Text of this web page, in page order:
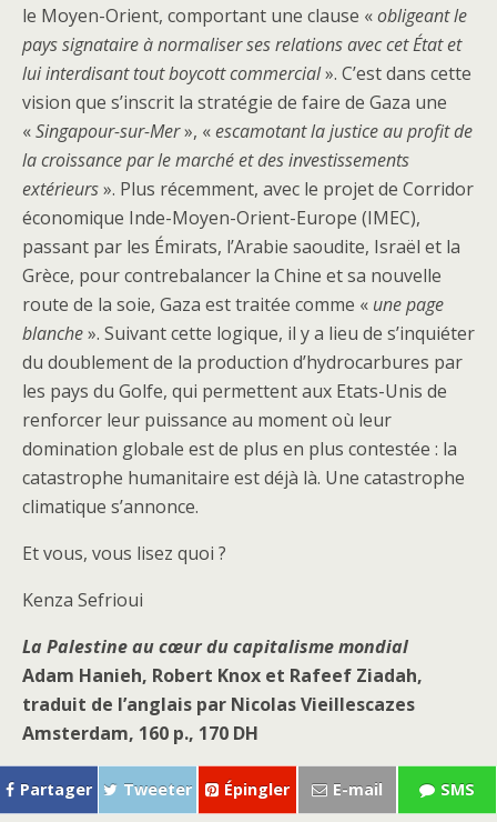
le Moyen-Orient, comportant une clause «obligeant le
pays signataire à normaliser ses relations avec cet État et
lui interdisant tout boycott commercial». C’est dans cette
vision que s’inscrit la stratégie de faire de Gaza une
«Singapour-sur-Mer», «escamotant la justice au profit de
la croissance par le marché et des investissements
extérieurs». Plus récemment, avec le projet de Corridor
économique Inde-Moyen-Orient-Europe (IMEC),
passant par les Émirats, l’Arabie saoudite, Israël et la
Grèce, pour contrebalancer la Chine et sa nouvelle
route de la soie, Gaza est traitée comme « une page
blanche». Suivant cette logique, il y a lieu de s’inquiéter
du doublement de la production d’hydrocarbures par
les pays du Golfe, qui permettent aux Etats-Unis de
renforcer leur puissance au moment où leur
domination globale est de plus en plus contestée : la
catastrophe humanitaire est déjà là. Une catastrophe
climatique s’annonce.
Et vous, vous lisez quoi ?
Kenza Sefrioui
La Palestine au cœur du capitalisme mondial
Adam Hanieh, Robert Knox et Rafeef Ziadah,
traduit de l’anglais par Nicolas Vieillescazes
Amsterdam, 160 p., 170 DH
Partager Tweeter Épingler E-mail SMS